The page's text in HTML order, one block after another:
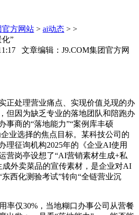
官方网站 > ai动态 > >
”
文章编辑：J9.COM集团官方网
处理营业痛点、实现价值兑现的办
但因为缺乏专业的落地团队和陪跑办
事商的“落地能力”“案例库丰硕
业选择的焦点目标。某科技公司的
理征询机构2025年的《企业AI使用
营岗亭设想了“AI营销素材生成+私
外卖菜品的宣传素材，是企业对AI
西化测验考试”转向“全链营业沉
仅30%，当地糊口办事公司从营餐